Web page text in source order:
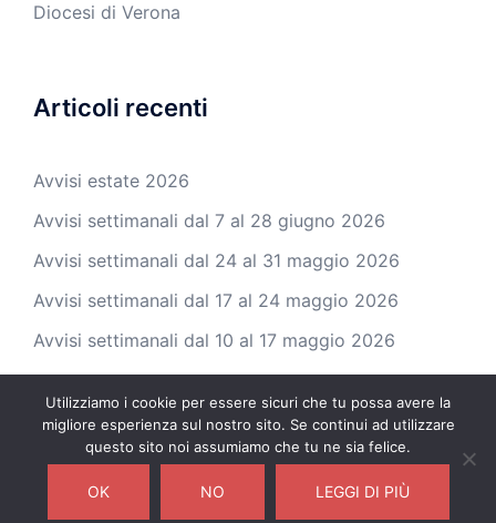
Diocesi di Verona
Articoli recenti
Avvisi estate 2026
Avvisi settimanali dal 7 al 28 giugno 2026
Avvisi settimanali dal 24 al 31 maggio 2026
Avvisi settimanali dal 17 al 24 maggio 2026
Avvisi settimanali dal 10 al 17 maggio 2026
Sydney
Utilizziamo i cookie per essere sicuri che tu possa avere la
migliore esperienza sul nostro sito. Se continui ad utilizzare
questo sito noi assumiamo che tu ne sia felice.
OK NO LEGGI DI PIÙ